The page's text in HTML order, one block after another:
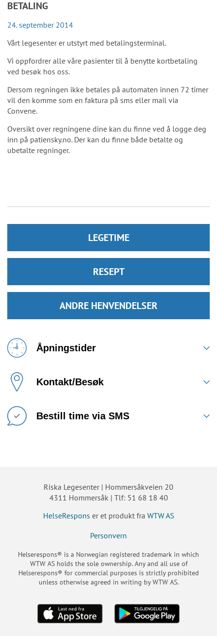
LEGETIME
RESEPT
ANDRE HENVENDELSER
Åpningstider
Kontakt/Besøk
Bestill time via SMS
BETALING
24. september 2014
Vårt legesenter er utstyrt med betalingsterminal.
Vi oppfordrer alle våre pasienter til å benytte kortbetaling
ved besøk hos oss.
Dersom regningen ikke betales på automaten innen 72 timer
vil den komme som en faktura på sms eller mail via
Convene.
Oversikt over regningene dine kan du finne ved å logge deg
inn på patiensky.no. Der kan du finne både betalte og
ubetalte regninger.
Riska Legesenter | Hommersåkveien 20
4311 Hommersåk | Tlf: 51 68 18 40
HelseRespons er et produkt fra WTW AS
Personvern
Helserespons® is a Norwegian registered trademark in which
WTW AS holds the sole ownership. Any and all use of
Helserespons® for commercial purposes is strictly prohibited
unless otherwise agreed in writing by WTW AS.